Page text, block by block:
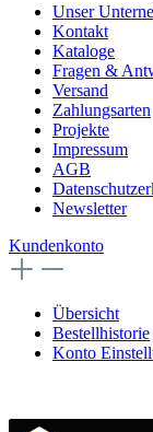
Unser
Kontakt
Kataloge
Fragen &
Versand
Zahlungsarten
Projekte
Impressum
AGB
Newsletter
Kundenkonto
Übersicht
Bestellhistorie
Konto